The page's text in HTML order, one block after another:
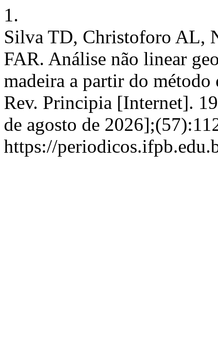
1.
Silva TD, Christoforo AL,
FAR. Análise não linear
madeira a partir do
Rev. Principia [Internet].
de agosto de
https://